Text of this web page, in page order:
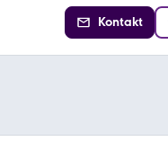
Kontakt